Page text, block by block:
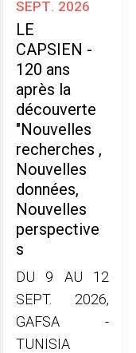
sept. 2026
LE
CAPSIEN -
120 ans
après la
découverte
"Nouvelles
recherches ,
Nouvelles
données,
Nouvelles
perspective
s
DU 9 AU 12
SEPT. 2026,
GAFSA -
TUNISIA